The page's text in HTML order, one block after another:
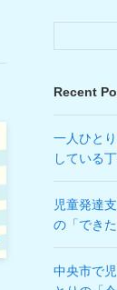
Recent
一人ひと
している
児童発達
の「でき
中央市で